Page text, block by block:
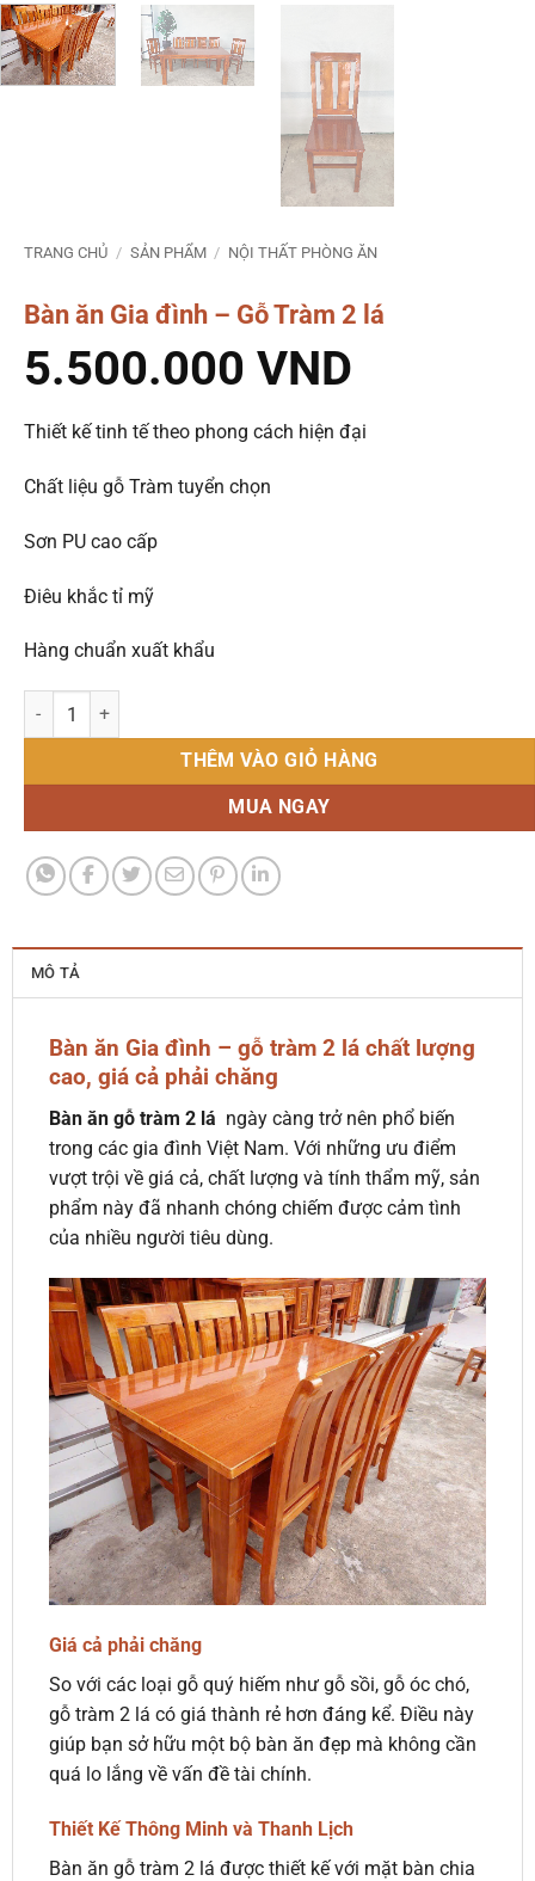
TRANG CHỦ / SẢN PHẨM / NỘI THẤT PHÒNG ĂN
Bàn ăn Gia đình – Gỗ Tràm 2 lá
5.500.000 VND
Thiết kế tinh tế theo phong cách hiện đại
Chất liệu gỗ Tràm tuyển chọn
Sơn PU cao cấp
Điêu khắc tỉ mỹ
Hàng chuẩn xuất khẩu
Bàn ăn Gia đình - Gỗ Tràm 2 lá số lượng
THÊM VÀO GIỎ HÀNG
MUA NGAY
MÔ TẢ
Bàn ăn Gia đình – gỗ tràm 2 lá chất lượng
cao, giá cả phải chăng
Bàn ăn gỗ tràm 2 lá ngày càng trở nên phổ biến
trong các gia đình Việt Nam. Với những ưu điểm
vượt trội về giá cả, chất lượng và tính thẩm mỹ, sản
phẩm này đã nhanh chóng chiếm được cảm tình
của nhiều người tiêu dùng.
Giá cả phải chăng
So với các loại gỗ quý hiếm như gỗ sồi, gỗ óc chó,
gỗ tràm 2 lá có giá thành rẻ hơn đáng kể. Điều này
giúp bạn sở hữu một bộ bàn ăn đẹp mà không cần
quá lo lắng về vấn đề tài chính.
Thiết Kế Thông Minh và Thanh Lịch
Bàn ăn gỗ tràm 2 lá được thiết kế với mặt bàn chia